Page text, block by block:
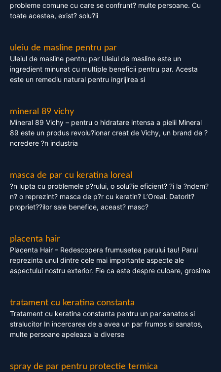
probleme comune cu care se confrunt? multe persoane. Cu
toate acestea, exist? solu?ii
uleiu de masline pentru par
Uleiul de masline pentru par Uleiul de masline este un
ingredient minunat cu multiple beneficii pentru par. Acesta
este un remediu natural pentru ingrijirea si
mineral 89 vichy
Mineral 89 Vichy – pentru o hidratare intensa a pielii Mineral
89 este un produs revolu?ionar creat de Vichy, un brand de ?
ncredere ?n industria
masca de par cu keratina loreal
?n lupta cu problemele p?rului, o solu?ie eficient? ?i la ?ndem?
n? o reprezint? masca de p?r cu keratin? L’Oreal. Datorit?
propriet??ilor sale benefice, aceast? masc?
placenta hair
Placenta Hair – Redescopera frumusetea parului tau! Parul
reprezinta unul dintre cele mai importante aspecte ale
aspectului nostru exterior. Fie ca este despre culoare, grosime
tratament cu keratina constanta
Tratament cu keratina constanta pentru un par sanatos si
stralucitor In incercarea de a avea un par frumos si sanatos,
multe persoane apeleaza la diverse
spray de par pentru protectie termica